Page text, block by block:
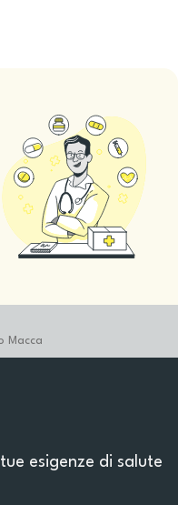
Macca
esigenze di salute